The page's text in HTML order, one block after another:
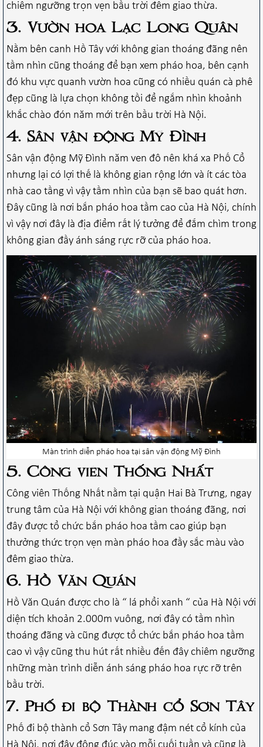
chiêm ngưỡng trọn vẹn bầu trời đêm giao thừa.
3. Vườn hoa Lạc Long Quân
Nằm bên canh Hồ Tây với không gian thoáng đãng nên
tầm nhìn cũng thoáng để bạn xem pháo hoa, bên cạnh
đó khu vực quanh vườn hoa cũng có nhiều quán cà phê
đẹp cũng là lựa chọn không tồi để ngắm nhìn khoảnh
khắc chào đón năm mới trên bầu trời Hà Nội.
4. Sân vận động Mỹ Đình
Sân vận động Mỹ Đình năm ven đô nên khá xa Phố Cổ
nhưng lại có lợi thế là không gian rộng lớn và ít các tòa
nhà cao tầng vì vậy tầm nhìn của bạn sẽ bao quát hơn.
Đây cũng là nơi bắn pháo hoa tầm cao của Hà Nội, chính
vì vậy nơi đây là địa điểm rất lý tưởng để đắm chìm trong
không gian đầy ánh sáng rực rỡ của pháo hoa.
Màn trình diễn pháo hoa tại sân vận động Mỹ Đình
5. Công viên Thống Nhất
Công viên Thống Nhất nằm tại quận Hai Bà Trưng, ngay
trung tâm của Hà Nội với không gian thoáng đãng, nơi
đây được tổ chức bắn pháo hoa tầm cao giúp bạn
thưởng thức trọn vẹn màn pháo hoa đầy sắc màu vào
đêm giao thừa.
6. Hồ Văn Quán
Hồ Văn Quán được cho là “ lá phổi xanh “ của Hà Nội với
diện tích khoản 2.000m vuông, nơi đây có tầm nhìn
thoáng đãng và cũng được tổ chức bắn pháo hoa tầm
cao vì vậy cũng thu hút rất nhiều đến đây chiêm ngưỡng
những màn trình diễn ánh sáng pháo hoa rực rỡ trên
bầu trời.
7. Phố đi bộ Thành cổ Sơn Tây
Phố đi bộ thành cổ Sơn Tây mang đậm nét cổ kính của
Hà Nội, nơi đây đông đúc vào mỗi cuối tuần và cũng là